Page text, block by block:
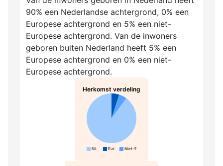
90% een Nederlandse achtergrond, 0% een
Europese achtergrond en 5% een niet-
Europese achtergrond. Van de inwoners
geboren buiten Nederland heeft 5% een
Europese achtergrond en 0% een niet-
Europese achtergrond.
Herkomst verdeling
NL Eur. Niet-Eur.